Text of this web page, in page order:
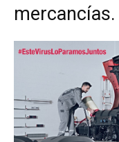
mercancías.